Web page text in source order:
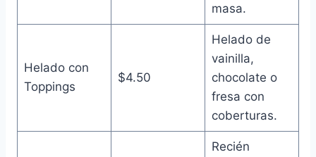
masa.
Helado con
Toppings
$4.50
Helado de
vainilla,
chocolate o
fresa con
coberturas.
Recién